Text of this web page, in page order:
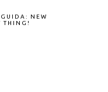
NEW
THING!